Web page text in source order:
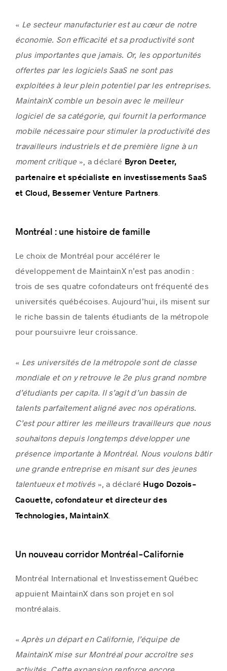
« Le secteur manufacturier est au cœur de notre
économie. Son efficacité et sa productivité sont
plus importantes que jamais. Or, les opportunités
offertes par les logiciels SaaS ne sont pas
exploitées à leur plein potentiel par les entreprises.
MaintainX comble un besoin avec le meilleur
logiciel de sa catégorie, qui fournit la performance
mobile nécessaire pour stimuler la productivité des
travailleurs industriels et de première ligne à un
moment critique», a déclaré Byron Deeter,
partenaire et spécialiste en investissements SaaS
et Cloud, Bessemer Venture Partners.
Montréal : une histoire de famille
Le choix de Montréal pour accélérer le
développement de MaintainX n’est pas anodin :
trois de ses quatre cofondateurs ont fréquenté des
universités québécoises. Aujourd’hui, ils misent sur
le riche bassin de talents étudiants de la métropole
pour poursuivre leur croissance.
« Les universités de la métropole sont de classe
mondiale et on y retrouve le 2e plus grand nombre
d’étudiants per capita. Il s’agit d’un bassin de
talents parfaitement aligné avec nos opérations.
C’est pour attirer les meilleurs travailleurs que nous
souhaitons depuis longtemps développer une
présence importante à Montréal. Nous voulons bâtir
une grande entreprise en misant sur des jeunes
talentueux et motivés », a déclaré Hugo Dozois-
Caouette, cofondateur et directeur des
Technologies, MaintainX.
Un nouveau corridor Montréal-Californie
Montréal International et Investissement Québec
appuient MaintainX dans son projet en sol
montréalais.
«Après un départ en Californie, l’équipe de
MaintainX mise sur Montréal pour accroître ses